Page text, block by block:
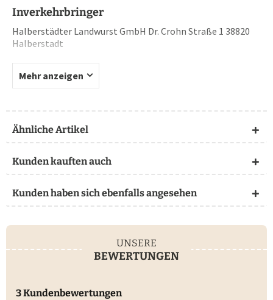
Inverkehrbringer
Halberstädter Landwurst GmbH Dr. Crohn Straße 1 38820
Halberstadt
Mehr anzeigen
Ähnliche Artikel
Kunden kauften auch
Kunden haben sich ebenfalls angesehen
UNSERE
BEWERTUNGEN
3 Kundenbewertungen